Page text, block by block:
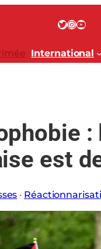
Twitter InstagramYouTube
International
est
·